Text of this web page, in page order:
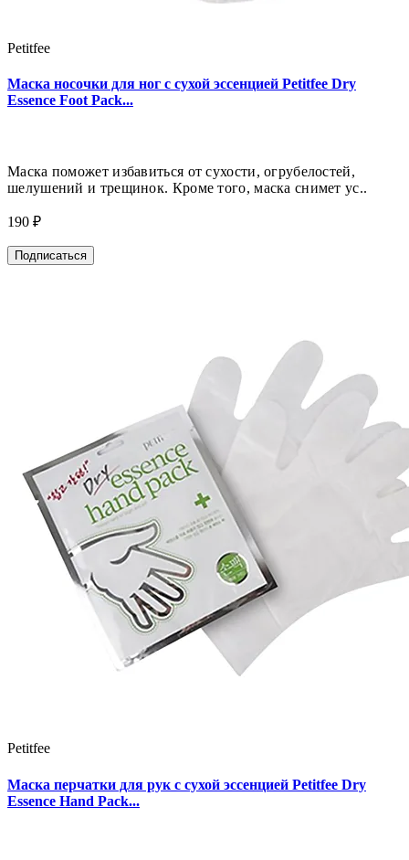
Petitfee
Маска носочки для ног с сухой эссенцией Petitfee Dry
Essence Foot Pack...
Маска поможет избавиться от сухости, огрубелостей,
шелушений и трещинок. Кроме того, маска снимет ус..
190 ₽
Подписаться
Petitfee
Маска перчатки для рук с сухой эссенцией Petitfee Dry
Essence Hand Pack...